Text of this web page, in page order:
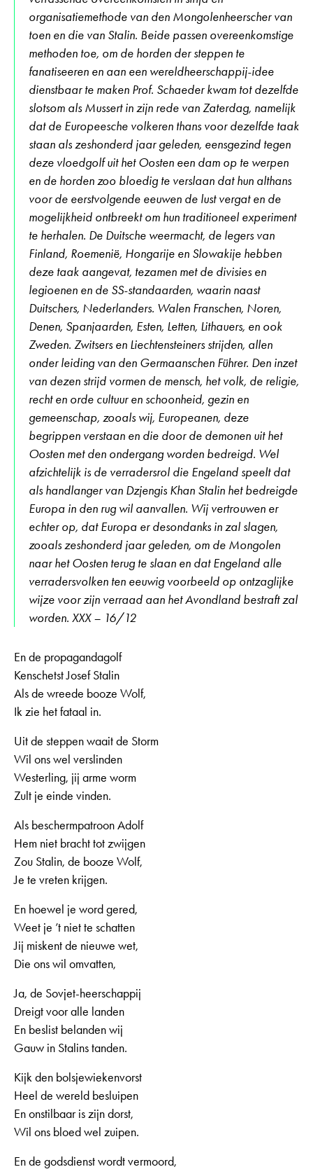
organisatiemethode van den Mongolenheerscher van
toen en die van Stalin. Beide passen overeenkomstige
methoden toe, om de horden der steppen te
fanatiseeren en aan een wereldheerschappij-idee
dienstbaar te maken Prof. Schaeder kwam tot dezelfde
slotsom als Mussert in zijn rede van Zaterdag, namelijk
dat de Europeesche volkeren thans voor dezelfde taak
staan als zeshonderd jaar geleden, eensgezind tegen
deze vloedgolf uit het Oosten een dam op te werpen
en de horden zoo bloedig te verslaan dat hun althans
voor de eerstvolgende eeuwen de lust vergat en de
mogelijkheid ontbreekt om hun traditioneel experiment
te herhalen. De Duitsche weermacht, de legers van
Finland, Roemenië, Hongarije en Slowakije hebben
deze taak aangevat, tezamen met de divisies en
legioenen en de SS-standaarden, waarin naast
Duitschers, Nederlanders. Walen Franschen, Noren,
Denen, Spanjaarden, Esten, Letten, Lithauers, en ook
Zweden. Zwitsers en Liechtensteiners strijden, allen
onder leiding van den Germaanschen Führer. Den inzet
van dezen strijd vormen de mensch, het volk, de religie,
recht en orde cultuur en schoonheid, gezin en
gemeenschap, zooals wij, Europeanen, deze
begrippen verstaan en die door de demonen uit het
Oosten met den ondergang worden bedreigd. Wel
afzichtelijk is de verradersrol die Engeland speelt dat
als handlanger van Dzjengis Khan Stalin het bedreigde
Europa in den rug wil aanvallen. Wij vertrouwen er
echter op, dat Europa er desondanks in zal slagen,
zooals zeshonderd jaar geleden, om de Mongolen
naar het Oosten terug te slaan en dat Engeland alle
verradersvolken ten eeuwig voorbeeld op ontzaglijke
wijze voor zijn verraad aan het Avondland bestraft zal
worden. XXX – 16/12
En de propagandagolf
Kenschetst Josef Stalin
Als de wreede booze Wolf,
Ik zie het fataal in.
Uit de steppen waait de Storm
Wil ons wel verslinden
Westerling, jij arme worm
Zult je einde vinden.
Als beschermpatroon Adolf
Hem niet bracht tot zwijgen
Zou Stalin, de booze Wolf,
Je te vreten krijgen.
En hoewel je word gered,
Weet je ’t niet te schatten
Jij miskent de nieuwe wet,
Die ons wil omvatten,
Ja, de Sovjet-heerschappij
Dreigt voor alle landen
En beslist belanden wij
Gauw in Stalins tanden.
Kijk den bolsjewiekenvorst
Heel de wereld besluipen
En onstilbaar is zijn dorst,
Wil ons bloed wel zuipen.
En de godsdienst wordt vermoord,